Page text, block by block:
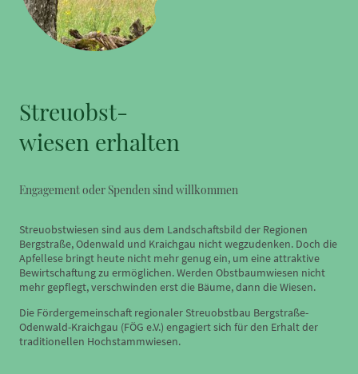
Streuobst-
wiesen erhalten
Engagement oder Spenden sind willkommen
Streuobstwiesen sind aus dem Landschaftsbild der Regionen
Bergstraße, Odenwald und Kraichgau nicht wegzudenken. Doch die
Apfellese bringt heute nicht mehr genug ein, um eine attraktive
Bewirtschaftung zu ermöglichen. Werden Obstbaumwiesen nicht
mehr gepflegt, verschwinden erst die Bäume, dann die Wiesen.
Die Fördergemeinschaft regionaler Streuobstbau Bergstraße-
Odenwald-Kraichgau (FÖG e.V.) engagiert sich für den Erhalt der
traditionellen Hochstammwiesen.